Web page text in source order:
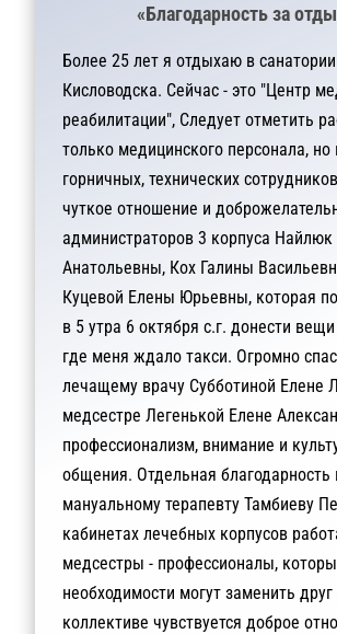
«Благодарность за
Более 25 лет я отдыхаю в
Кисловодска. Сейчас - это "Центр
реабилитации", Следует отметить
только медицинского персонала, но
горничных, технических
чуткое отношение и
администраторов 3 корпуса
Анатольевны, Кох Галины
Куцевой Елены Юрьевны, которая
в 5 утра 6 октября с.г. донести
где меня ждало такси. Огромно
лечащему врачу Субботиной Елене
медсестре Легенькой Елене
профессионализм, внимание и
общения. Отдельная благодарность
мануальному терапевту Тамбиеву
кабинетах лечебных корпусов
медсестры - профессионалы,
необходимости могут заменить друг
коллективе чувствуется доброе